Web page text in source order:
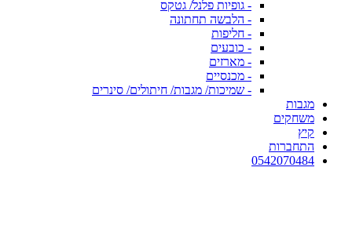
- גופיות פלנל/ גטקס
- הלבשה תחתונה
- חליפות
- כובעים
- מארזים
- מכנסיים
- שמיכות/ מגבות/ חיתולים/ סינרים
מגבות
משחקים
קיץ
התחברות
0542070484